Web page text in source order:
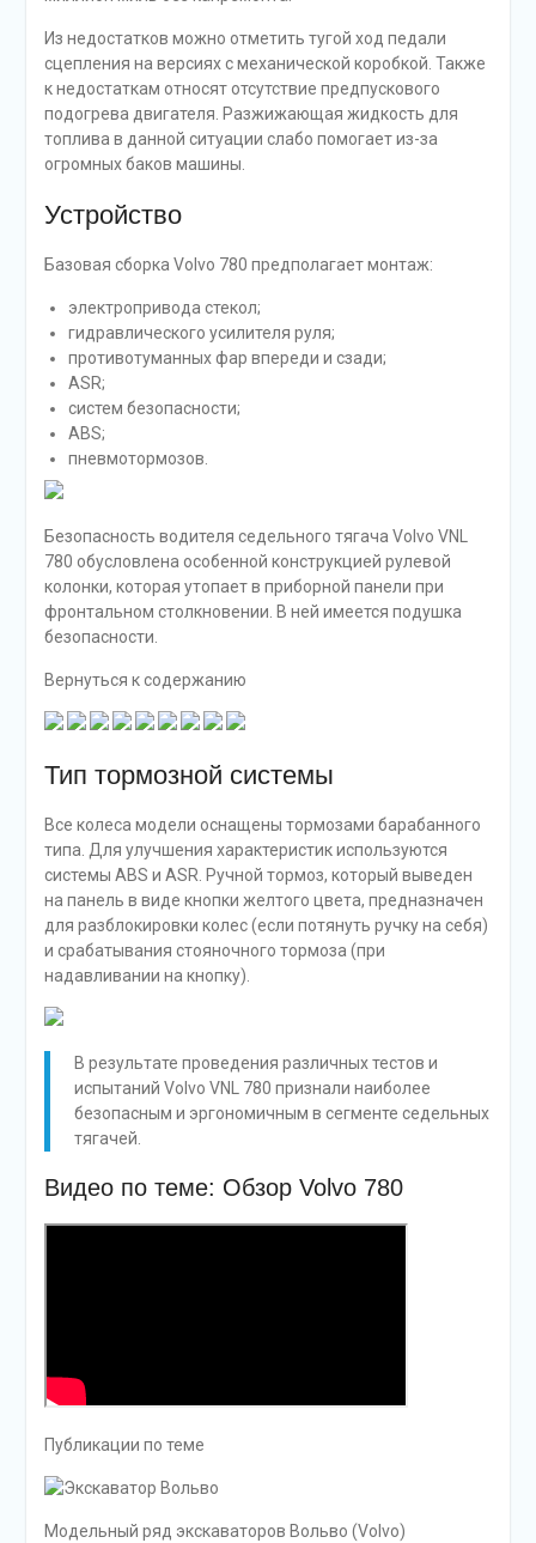
Из недостатков можно отметить тугой ход педали
сцепления на версиях с механической коробкой. Также
к недостаткам относят отсутствие предпускового
подогрева двигателя. Разжижающая жидкость для
топлива в данной ситуации слабо помогает из-за
огромных баков машины.
Устройство
Базовая сборка Volvo 780 предполагает монтаж:
электропривода стекол;
гидравлического усилителя руля;
противотуманных фар впереди и сзади;
ASR;
систем безопасности;
ABS;
пневмотормозов.
Безопасность водителя седельного тягача Volvo VNL
780 обусловлена особенной конструкцией рулевой
колонки, которая утопает в приборной панели при
фронтальном столкновении. В ней имеется подушка
безопасности.
Вернуться к содержанию
Тип тормозной системы
Все колеса модели оснащены тормозами барабанного
типа. Для улучшения характеристик используются
системы ABS и ASR. Ручной тормоз, который выведен
на панель в виде кнопки желтого цвета, предназначен
для разблокировки колес (если потянуть ручку на себя)
и срабатывания стояночного тормоза (при
надавливании на кнопку).
В результате проведения различных тестов и
испытаний Volvo VNL 780 признали наиболее
безопасным и эргономичным в сегменте седельных
тягачей.
Видео по теме: Обзор Volvo 780
Публикации по теме
Модельный ряд экскаваторов Вольво (Volvo)